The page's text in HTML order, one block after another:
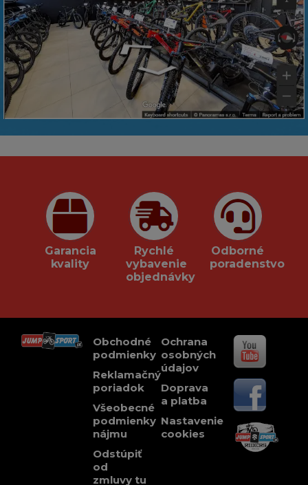
Garancia
kvality
Rychlé
vybavenie
objednávky
Odborné
poradenstvo
Obchodné
podmienky
Reklamačný
poriadok
Všeobecné
podmienky
nájmu
Odstúpiť
od
zmluvy tu
Ochrana
osobných
údajov
Doprava
a platba
Nastavenie
cookies